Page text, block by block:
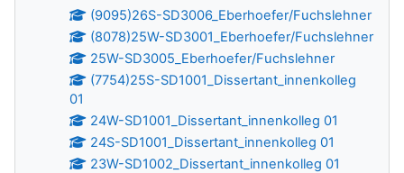
(9095)26S-SD3006_Eberhoefer/Fuchslehner
(8078)25W-SD3001_Eberhoefer/Fuchslehner
25W-SD3005_Eberhoefer/Fuchslehner
(7754)25S-SD1001_Dissertant_innenkolleg
01
24W-SD1001_Dissertant_innenkolleg 01
24S-SD1001_Dissertant_innenkolleg 01
23W-SD1002_Dissertant_innenkolleg 01